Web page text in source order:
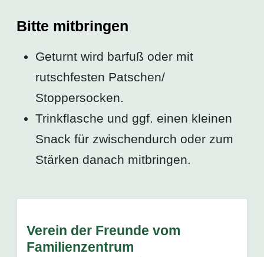
Bitte mitbringen
Geturnt wird barfuß oder mit
rutschfesten Patschen/
Stoppersocken.
Trinkflasche und ggf. einen kleinen
Snack für zwischendurch oder zum
Stärken danach mitbringen.
Verein der Freunde vom
Familienzentrum